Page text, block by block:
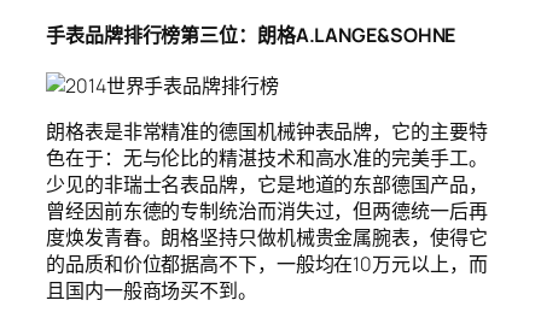
手表品牌排行榜第三位：朗格A.LANGE&SOHNE
朗格表是非常精准的德国机械钟表品牌，它的主要特
色在于：无与伦比的精湛技术和高水准的完美手工。
少见的非瑞士名表品牌，它是地道的东部德国产品，
曾经因前东德的专制统治而消失过，但两德统一后再
度焕发青春。朗格坚持只做机械贵金属腕表，使得它
的品质和价位都据高不下，一般均在10万元以上，而
且国内一般商场买不到。